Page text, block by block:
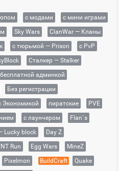
с модами
с мини играми
Sky Wars
ClanWar — Кланы
с тюрьмой — Prison
с PvP
Сталкер — Stalker
админкой
Без регистрации
Экономикой пиратские
PVE
с лаунчером
Flan`s
Lucky block
Day Z
Run Egg Wars
MineZ
Pixelmon BuildCraft
Quake